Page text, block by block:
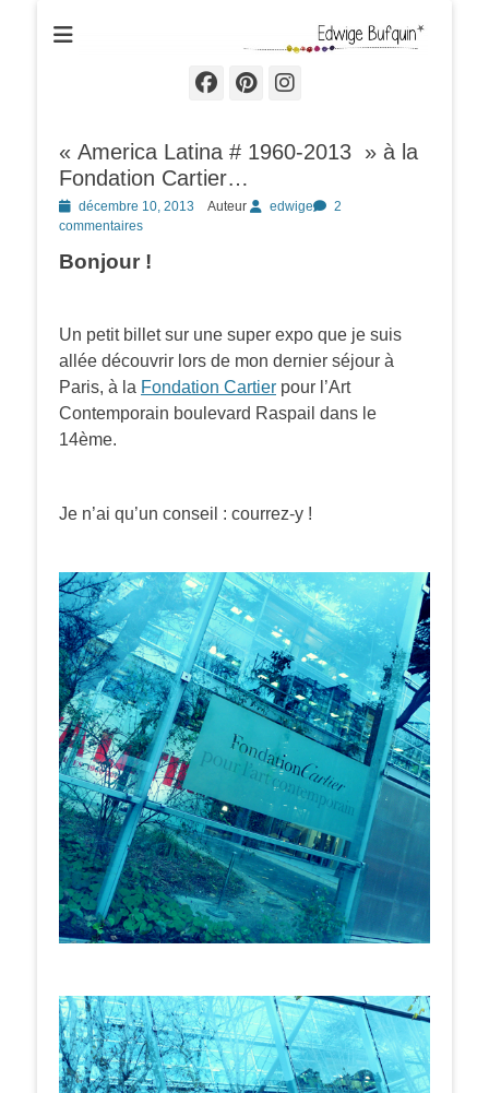
Edwige Bufquin
Facebook
Pinterest
Instagram
« America Latina # 1960-2013 » à la
Fondation Cartier…
Posted
on
décembre 10, 2013 Auteur edwige
2
commentaires
Bonjour !
Un petit billet sur une super expo que je suis
allée découvrir lors de mon dernier séjour à
Paris, à la Fondation Cartier pour l’Art
Contemporain boulevard Raspail dans le
14ème.
Je n’ai qu’un conseil : courrez-y !